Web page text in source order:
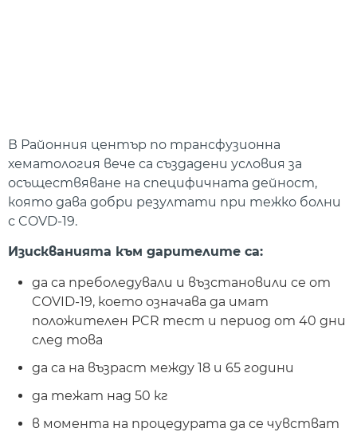
В Районния център по трансфузионна
хематология вече са създадени условия за
осъществяване на специфичната дейност,
която дава добри резултати при тежко болни
с COVD-19.
Изискванията към дарителите са:
да са преболедували и възстановили се от
COVID-19, което означава да имат
положителен PCR тест и период от 40 дни
след това
да са на възраст между 18 и 65 години
да тежат над 50 кг
в момента на процедурата да се чувстват